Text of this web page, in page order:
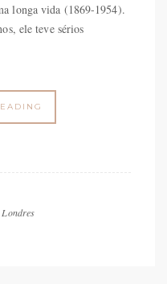
longa vida (1869-1954).
ele teve sérios
Londres